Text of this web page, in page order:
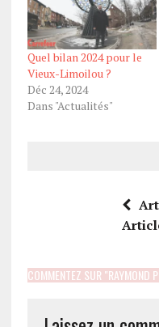
Quel bilan 2024 pour le
Vieux-Limoilou ?
Déc 24, 2024
Dans "Actualités"
COMMENTEZ SUR "RAYMOND